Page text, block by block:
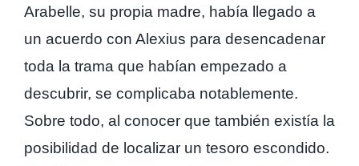
Arabelle, su propia madre, había llegado a
un acuerdo con Alexius para desencadenar
toda la trama que habían empezado a
descubrir, se complicaba notablemente.
Sobre todo, al conocer que también existía la
posibilidad de localizar un tesoro escondido.